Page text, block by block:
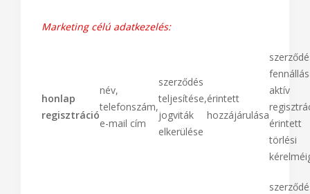
Marketing célú adatkezelés:
honlap
regisztráció
név,
telefonszám,
e-mail cím
szerződés
teljesítése,
jogviták
elkerülése
érintett
hozzájárulása
aktív
érintett
törlési